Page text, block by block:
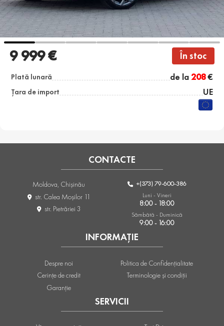
9 999 € În stoc
Plată lunară de la208€
Țara de import UE
SERVICII
INFORMAȚIE
Despre noi
Cerințe de credit
Garanție
Politica de Confidențialitate
Terminologie și condiții
CONTACTE
Moldova, Chişinău
str. Calea Moşilor 11
str. Pietrăriei 3
+(373) 79-600-386
Luni - Vineri
8:00 - 18:00
Sâmbătă - Duminică
9:00 - 16:00